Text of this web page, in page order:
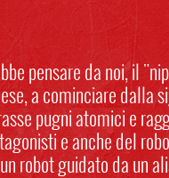
pensare da noi, il
a cominciare dalla
pugni atomici e
e anche del
robot guidato da un